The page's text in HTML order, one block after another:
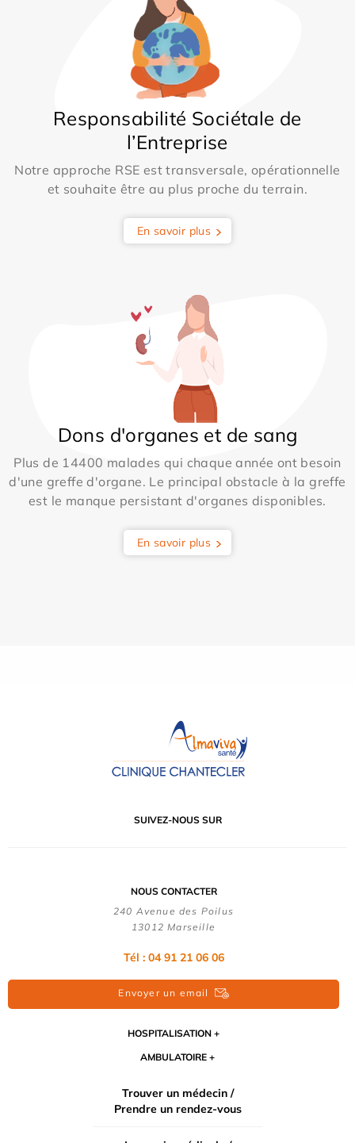
Responsabilité Sociétale de
l’Entreprise
Notre approche RSE est transversale, opérationnelle
et souhaite être au plus proche du terrain.
En savoir plus
Dons d'organes et de sang
Plus de 14400 malades qui chaque année ont besoin
d'une greffe d'organe. Le principal obstacle à la greffe
est le manque persistant d'organes disponibles.
En savoir plus
SUIVEZ-NOUS SUR
NOUS CONTACTER
240 Avenue des Poilus
13012 Marseille
Tél : 04 91 21 06 06
Envoyer un email
HOSPITALISATION
AMBULATOIRE
Trouver un médecin /
Prendre un rendez-vous